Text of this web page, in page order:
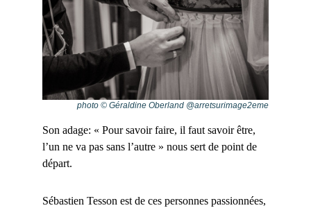
photo © Géraldine Oberland @arretsurimage2eme
Son adage: « Pour savoir faire, il faut savoir être,
l’un ne va pas sans l’autre » nous sert de point de
départ.
Sébastien Tesson est de ces personnes passionnées,